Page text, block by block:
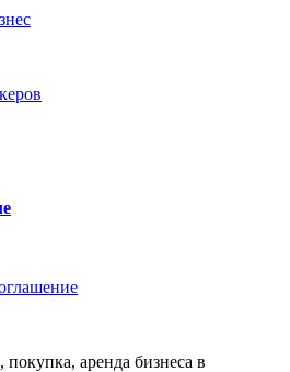
аренда бизнеса в